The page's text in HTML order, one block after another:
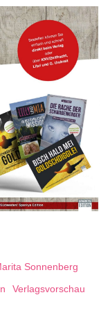
Sonnenberg
Verlagsvorschau